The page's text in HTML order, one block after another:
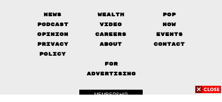
News Wealth
Pop
Podcast
Video
Now
Opinion
Careers
Events
Privacy
Policy
About Contact
FOR
ADVERTISING
MEMBERSHIP